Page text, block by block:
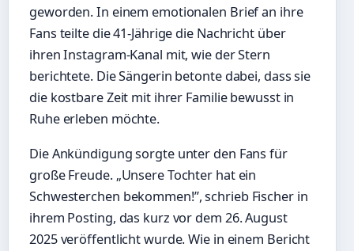
geworden. In einem emotionalen Brief an ihre
Fans teilte die 41-Jährige die Nachricht über
ihren Instagram-Kanal mit, wie der Stern
berichtete. Die Sängerin betonte dabei, dass sie
die kostbare Zeit mit ihrer Familie bewusst in
Ruhe erleben möchte.
Die Ankündigung sorgte unter den Fans für
große Freude. „Unsere Tochter hat ein
Schwesterchen bekommen!”, schrieb Fischer in
ihrem Posting, das kurz vor dem 26. August
2025 veröffentlicht wurde. Wie in einem Bericht